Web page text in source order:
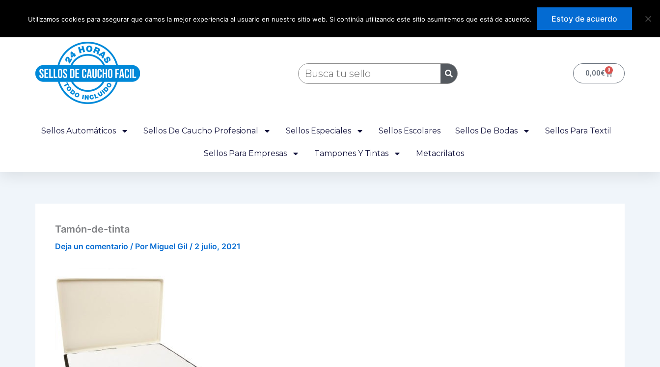
incluido
Buscar
0,00€ 0
Carrito
Sellos Automáticos Sellos De Caucho Profesional Sellos Especiales Sellos Escolares Sellos De Bodas Sellos Para Textil
Sellos Para Empresas Tampones Y Tintas Metacrilatos
Tamón-de-tinta
Deja un comentario / Por Miguel Gil / 2 julio, 2021
Utilizamos cookies para asegurar que damos la mejor experiencia al usuario en nuestro sitio web. Si continúa utilizando este sitio asumiremos que está de acuerdo. Estoy de acuerdo